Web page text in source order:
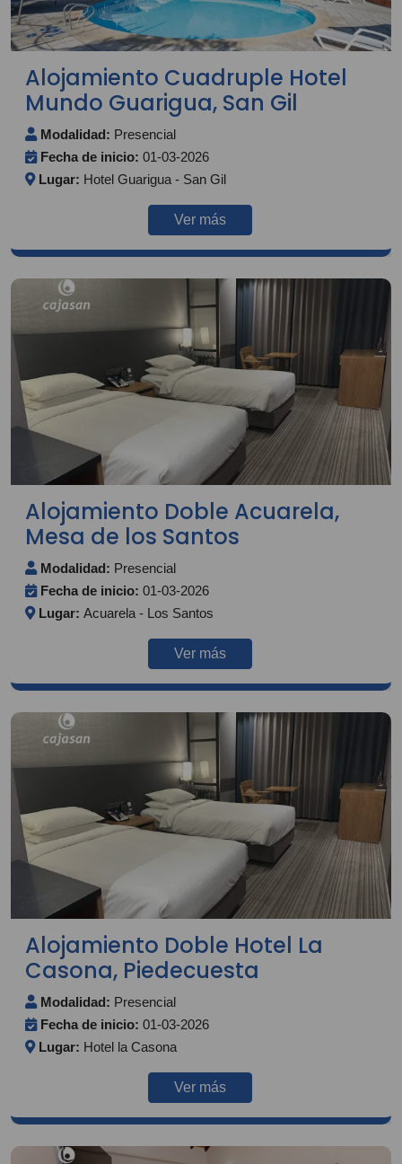
Alojamiento Cuadruple Hotel
Mundo Guarigua, San Gil
Modalidad: Presencial
Fecha de inicio: 01-03-2026
Lugar: Hotel Guarigua - San Gil
Ver más
Alojamiento Doble Acuarela,
Mesa de los Santos
Modalidad: Presencial
Fecha de inicio: 01-03-2026
Lugar: Acuarela - Los Santos
Ver más
Alojamiento Doble Hotel La
Casona, Piedecuesta
Modalidad: Presencial
Fecha de inicio: 01-03-2026
Lugar: Hotel la Casona
Ver más